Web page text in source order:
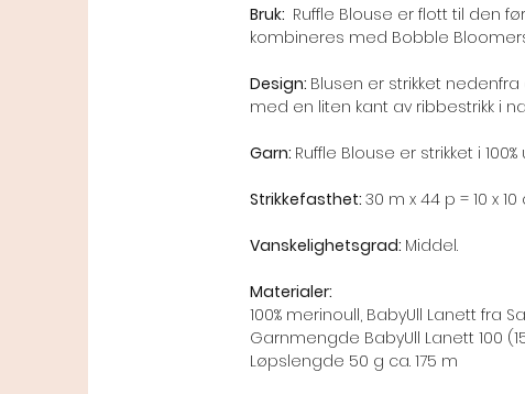
Bruk: Ruffle Blouse er flott til den
kombineres med Bobble
Design: Blusen er strikket
med en liten kant av ribbestrikk i
Garn: Ruffle Blouse er strikket i
Strikkefasthet: 30 m x 44 p = 10 x
Vanskelighetsgrad: Middel.
Materialer:
100% merinoull, BabyUll Lanett fra
Garnmengde BabyUll Lanett 100
Løpslengde 50 g ca. 175 m